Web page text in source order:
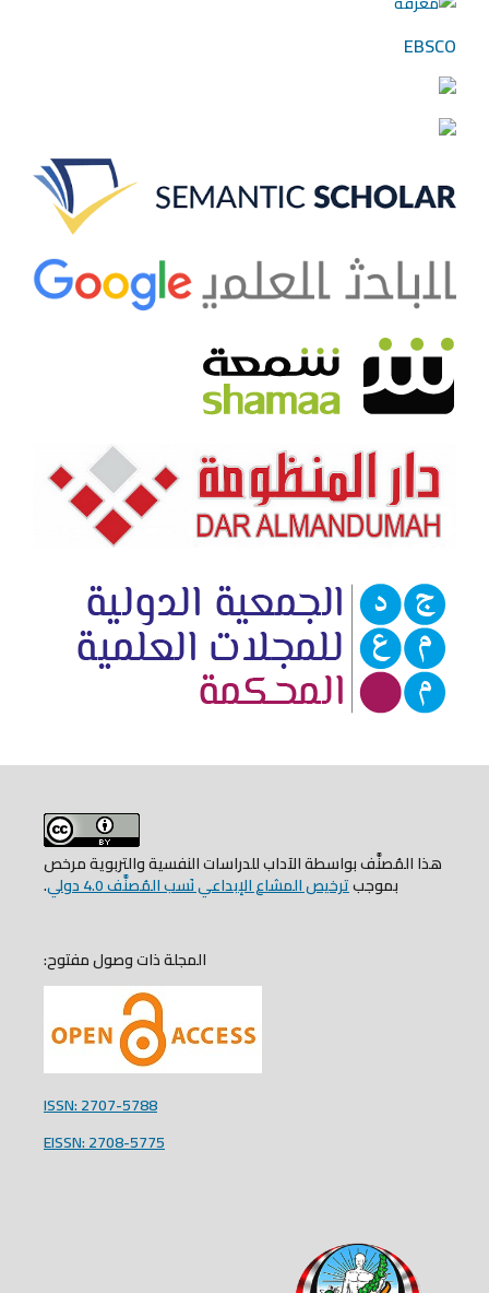
EBSCO
هذا المُصنَّف بواسطة الآداب للدراسات النفسية والتربوية مرخص
بموجبترخيص المشاع الإبداعي نَسب المُصنَّف 4.0 دولي .
المجلة ذات وصول مفتوح:
ISSN: 2707-5788
EISSN: 2708-5775